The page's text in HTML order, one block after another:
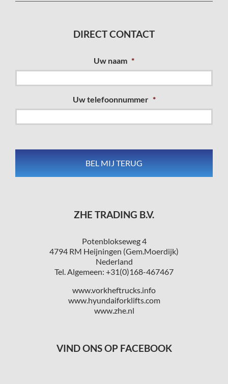
DIRECT CONTACT
Uw naam *
Uw telefoonnummer *
ZHE TRADING B.V.
Potenblokseweg 4
4794 RM Heijningen (Gem.Moerdijk)
Nederland
Tel. Algemeen: +31(0)168-467467
www.vorkheftrucks.info
www.hyundaiforklifts.com
www.zhe.nl
VIND ONS OP FACEBOOK